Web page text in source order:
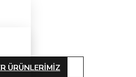
ÜRÜNLERIMIZ